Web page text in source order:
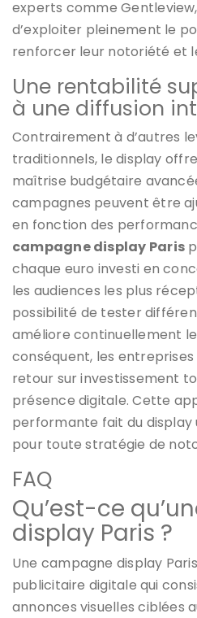
experts comme
d’exploiter pleinement le
renforcer leur notoriété et
Une rentabilité
à une diffusion
Contrairement à d’autres
traditionnels, le display
maîtrise budgétaire
campagnes peuvent être
en fonction des
campagne display Paris
chaque euro investi en
les audiences les plus
possibilité de tester
améliore continuellement
conséquent, les
retour sur investissement
présence digitale. Cette
performante fait du display
pour toute stratégie de
FAQ
Qu’est-ce
display Paris ?
Une campagne display
publicitaire digitale qui
annonces visuelles ciblées